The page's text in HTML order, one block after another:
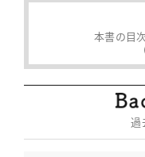
本書の目
過